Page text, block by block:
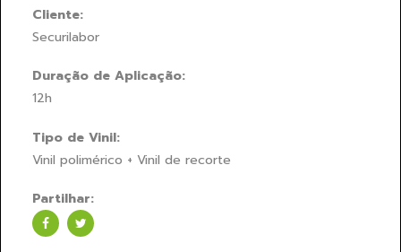
Cliente:
Securilabor
Duração de Aplicação:
12h
Tipo de Vinil:
Vinil polimérico + Vinil de recorte
Partilhar: